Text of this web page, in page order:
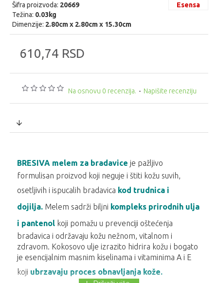
Na osnovu 0 recenzija. - Napišite recenziju
610,74 RSD
Šifra proizvoda: 20669
Težina: 0.03kg
Dimenzije: 2.80cm x 2.80cm x 15.30cm
Esensa
BRESIVA melem za bradavice je pažljivo
formulisan proizvod koji neguje i štiti kožu suvih,
osetljivih i ispucalih bradavica kod trudnica i
dojilja. Melem sadrži biljni kompleks prirodnih ulja
i pantenol koji pomažu u prevenciji oštećenja
bradavica i održavaju kožu nežnom, vitalnom i
zdravom. Kokosovo ulje izrazito hidrira kožu i bogato
je esencijalnim masnim kiselinama i vitaminima A i E
koji ubrzavaju proces obnavljanja kože.